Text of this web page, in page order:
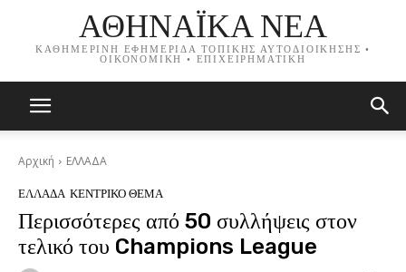
ΑΘΗΝΑΪΚΑ ΝΕΑ
ΚΑΘΗΜΕΡΙΝΗ ΕΦΗΜΕΡΙΔΑ ΤΟΠΙΚΗΣ ΑΥΤΟΔΙΟΙΚΗΣΗΣ •
ΟΙΚΟΝΟΜΙΚΗ • ΕΠΙΧΕΙΡΗΜΑΤΙΚΗ
Αρχική ΕΛΛΑΔΑ
ΕΛΛΑΔΑ ΚΕΝΤΡΙΚΟ ΘΕΜΑ
Περισσότερες από 50 συλλήψεις στον
τελικό του Champions League